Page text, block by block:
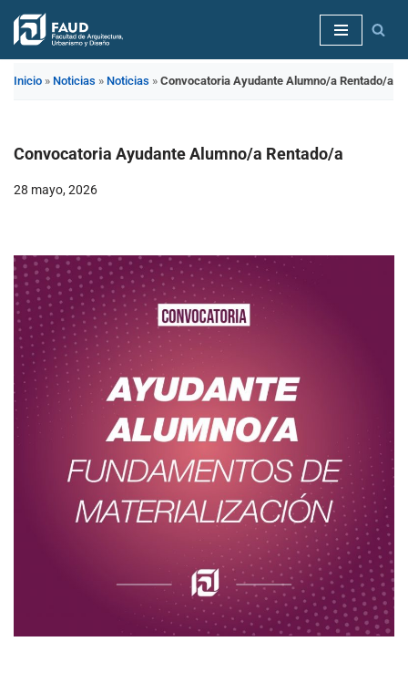
Saltar
Inicio » Noticias » Noticias » Convocatoria Ayudante Alumno/a Rentado/a
Convocatoria Ayudante Alumno/a Rentado/a
28 mayo, 2026